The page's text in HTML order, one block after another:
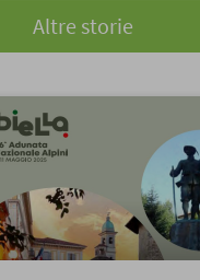
Altre storie